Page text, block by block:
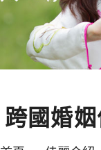
跨國婚